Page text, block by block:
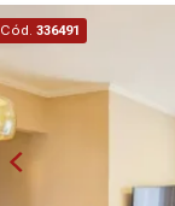
Cód. 336491